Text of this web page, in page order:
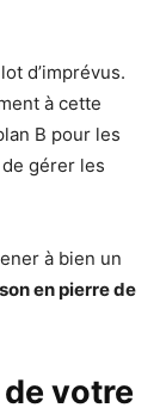
d’imprévus.
à cette
B pour les
gérer les
à bien un
en pierre de
votre